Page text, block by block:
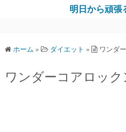
明日から頑張
ホーム » ダイエット » ワンダ
ワンダーコアロック